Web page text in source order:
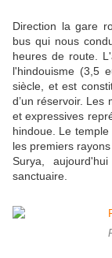
Direction la gare
bus qui nous
heures de route.
l'hindouisme (3,5
siècle, et est
d’un réservoir. Les
et expressives
hindoue. Le
les premiers
Surya,
sanctuaire.